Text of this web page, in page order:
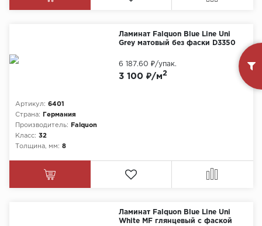
Ламинат Falquon Blue Line Uni
Grey матовый без фаски D3350
Артикул: 6401
Страна:
Германия
Производитель:
Falquon
Класс: 32
Толщина, мм: 8
3 100 ₽/м2
6 187.60 ₽/упак.
Ламинат Falquon Blue Line Uni
White MF глянцевый с фаской